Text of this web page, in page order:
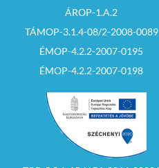
ÁROP-1.A.2
TÁMOP-3.1.4-08/2-2008-0089
ÉMOP-4.2.2-2007-0195
ÉMOP-4.2.2-2007-0198